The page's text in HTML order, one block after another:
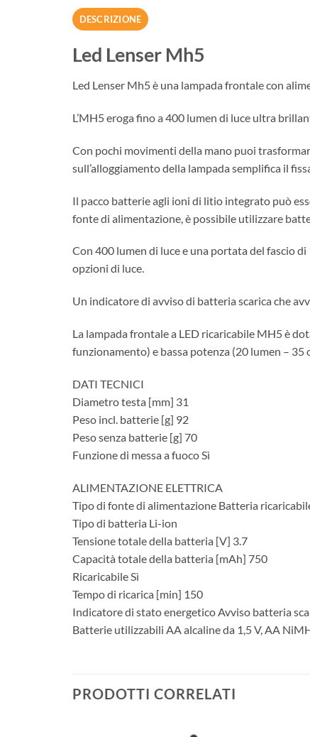
DESCRIZIONE
Led Lenser Mh5
Led Lenser Mh5 è una lampada frontale con
L’MH5 eroga fino a 400 lumen di luce ultra
Con pochi movimenti della mano puoi
sull’alloggiamento della lampada semplifica il
Il pacco batterie agli ioni di litio integrato può
fonte di alimentazione, è possibile utilizzare
Con 400 lumen di luce e una portata del fascio
opzioni di luce.
Un indicatore di avviso di batteria scarica che
La lampada frontale a LED ricaricabile MH5 è
funzionamento) e bassa potenza (20 lumen –
DATI TECNICI
Diametro testa [mm] 31
Peso incl. batterie [g] 92
Peso senza batterie [g] 70
Funzione di messa a fuoco Sì
ALIMENTAZIONE ELETTRICA
Tipo di fonte di alimentazione Batteria
Tipo di batteria Li-ion
Tensione totale della batteria [V] 3.7
Capacità totale della batteria [mAh] 750
Ricaricabile Sì
Tempo di ricarica [min] 150
Indicatore di stato energetico Avviso batteria
Batterie utilizzabili AA alcaline da 1,5 V, AA
PRODOTTI CORRELATI